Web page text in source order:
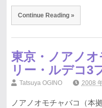
Continue Reading »
東京・ノアノ
リー・ルデコ3
Tatsuya OGINO 2008
ノアノオモチャバコ（本